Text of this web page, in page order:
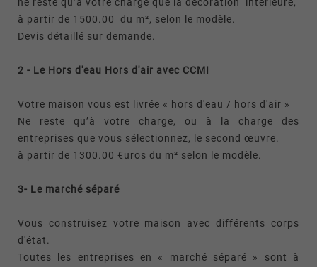
à partir de 1500.00 du m², selon le modèle.
Devis détaillé sur demande.
2 - Le Hors d'eau Hors d'air avec CCMI
Votre maison vous est livrée « hors d'eau / hors d'air »
Ne reste qu’à votre charge, ou à la charge des
entreprises que vous sélectionnez, le second œuvre.
à partir de 1300.00 €uros du m² selon le modèle.
3- Le marché séparé
Vous construisez votre maison avec différents corps
d'état.
Toutes les entreprises en « marché séparé » sont à